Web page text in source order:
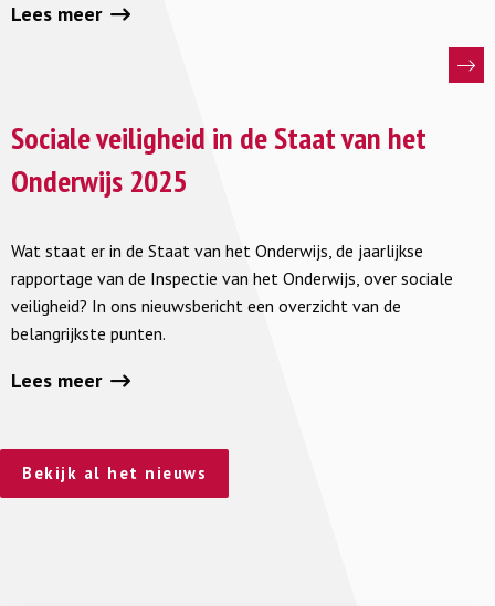
de
Lees meer
meer
Sociale
in
de
Staat
van
het
Sociale veiligheid in de Staat van het
Onderwijs 2025
Wat staat er in de Staat van het Onderwijs, de jaarlijkse
rapportage van de Inspectie van het Onderwijs, over sociale
veiligheid? In ons nieuwsbericht een overzicht van de
belangrijkste punten.
Lees meer
Bekijk al het nieuws